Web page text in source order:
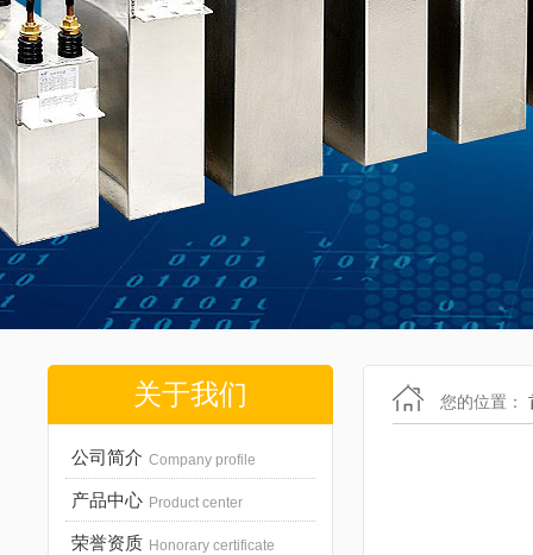
关于我们
公司简介 Company profile
产品中心 Product center
荣誉资质 Honorary certificate
您的位置：